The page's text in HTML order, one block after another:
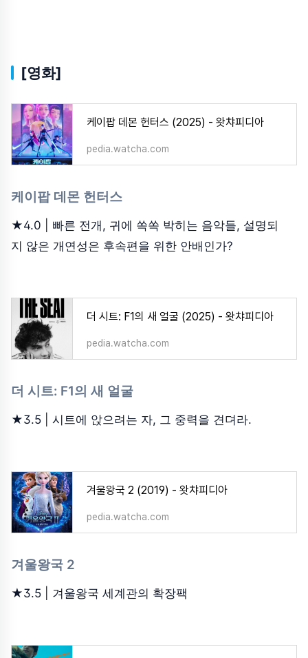
[영화]
케이팝 데몬 헌터스 (2025) - 왓챠피디아
pedia.watcha.com
케이팝 데몬 헌터스
★4.0 | 빠른 전개, 귀에 쏙쏙 박히는 음악들, 설명되
지 않은 개연성은 후속편을 위한 안배인가?
더 시트: F1의 새 얼굴 (2025) - 왓챠피디아
pedia.watcha.com
더 시트: F1의 새 얼굴
★3.5 | 시트에 앉으려는 자, 그 중력을 견뎌라.
겨울왕국 2 (2019) - 왓챠피디아
pedia.watcha.com
겨울왕국 2
★3.5 | 겨울왕국 세계관의 확장팩